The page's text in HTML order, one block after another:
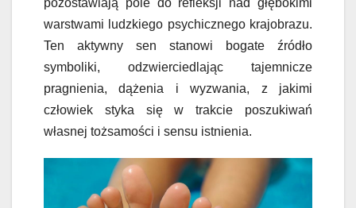
warstwami ludzkiego psychicznego krajobrazu.
Ten aktywny sen stanowi bogate źródło
symboliki, odzwierciedlając tajemnicze
pragnienia, dążenia i wyzwania, z jakimi
człowiek styka się w trakcie poszukiwań
własnej tożsamości i sensu istnienia.